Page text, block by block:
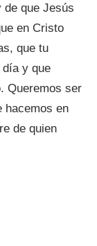
de que Jesús
en Cristo
que tu
día y que
Queremos ser
hacemos en
de quien